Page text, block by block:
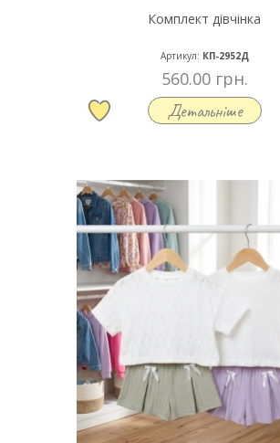
Комплект дівчінка
Артикул: КП-2952Д
560.00 грн.
Детальніше